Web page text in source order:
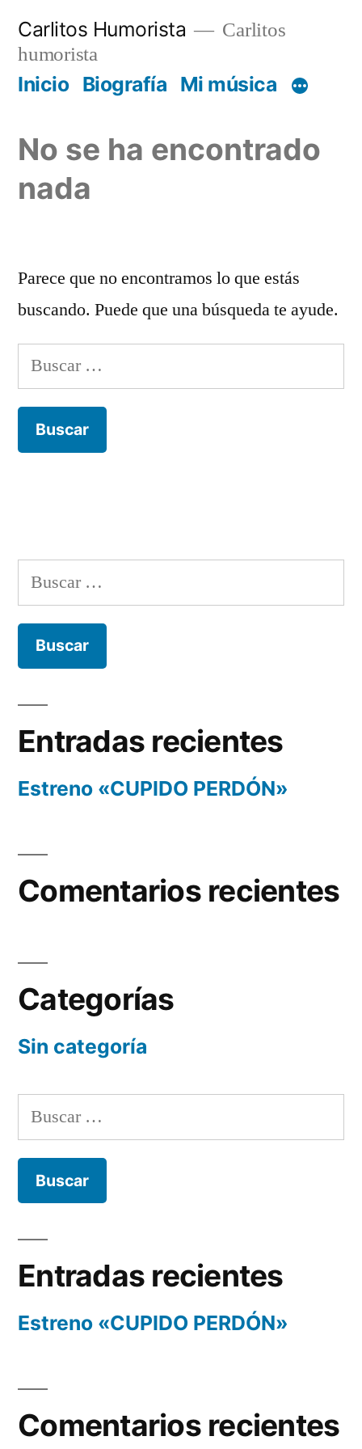
contenido
Carlitos Humorista
Carlitos
humorista
Inicio Biografía Mi música
No se ha encontrado
nada
Parece que no encontramos lo que estás
buscando. Puede que una búsqueda te ayude.
Buscar:
Buscar:
Entradas recientes
Estreno «CUPIDO PERDÓN»
Comentarios recientes
Categorías
Sin categoría
Buscar:
Entradas recientes
Estreno «CUPIDO PERDÓN»
Comentarios recientes